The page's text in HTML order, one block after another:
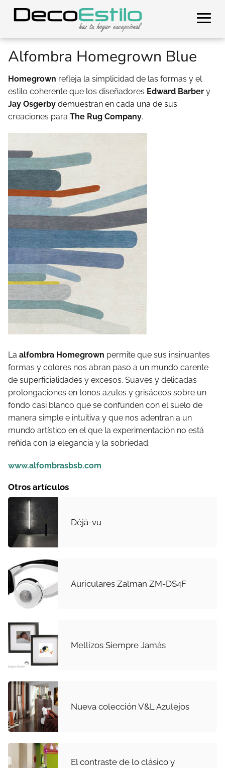
Alfombra Homegrown Blue
Homegrown refleja la simplicidad de las formas y el
estilo coherente que los diseñadores Edward Barber y
Jay Osgerby demuestran en cada una de sus
creaciones para The Rug Company.
La alfombra Homegrown permite que sus insinuantes
formas y colores nos abran paso a un mundo carente
de superficialidades y excesos. Suaves y delicadas
prolongaciones en tonos azules y grisáceos sobre un
fondo casi blanco que se confunden con el suelo de
manera simple e intuitiva y que nos adentran a un
mundo artístico en el que la experimentación no está
reñida con la elegancia y la sobriedad.
www.alfombrasbsb.com
Otros artículos
Déjà-vu
Auriculares Zalman ZM-DS4F
Mellizos Siempre Jamás
Nueva colección V&L Azulejos
El contraste de lo clásico y